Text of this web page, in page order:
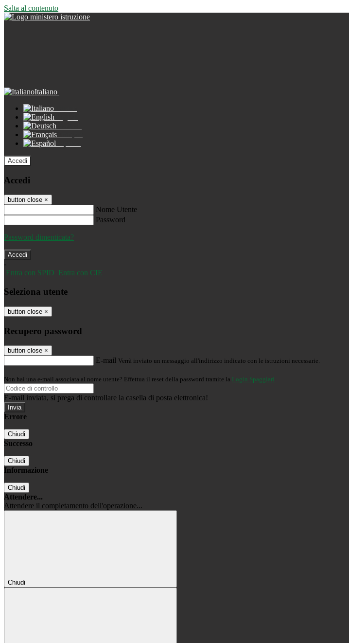
Salta al contenuto
Italiano
Accedi
Accedi
button close ×
Nome Utente
Password
Password dimenticata?
-
Entra con SPID Entra con CIE
Seleziona utente
button close ×
Recupero password
button close ×
E-mail Verrà inviato un messaggio all'indirizzo indicato con le istruzioni necessarie.
Non hai una e-mail associata al nome utente? Effettua il reset della password tramite la Login Spaggiari
E-mail inviata, si prega di controllare la casella di posta elettronica!
Errore
Chiudi
Successo
Chiudi
Informazione
Chiudi
Attendere...
Attendere il completamento dell'operazione...
Chiudi